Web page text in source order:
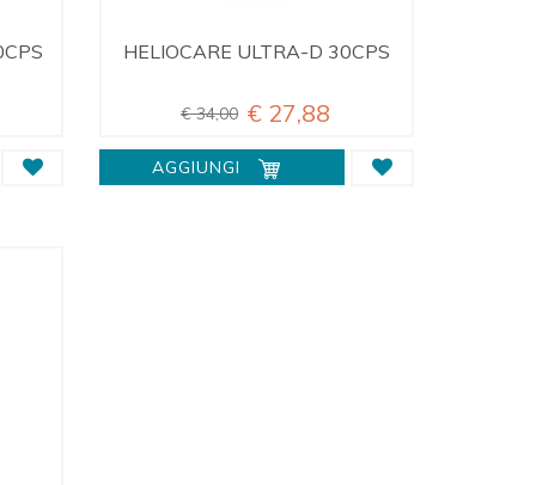
HELIOCARE ULTRA-D 30CPS
€ 34,00 € 27,88
AGGIUNGI